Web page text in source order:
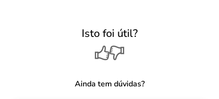
Isto foi útil?
Ainda tem dúvidas?